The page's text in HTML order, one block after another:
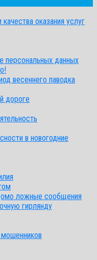
оказания услуг
персональных данных
весеннего паводка
дороге
в новогодние
ложные сообщения
гирлянду